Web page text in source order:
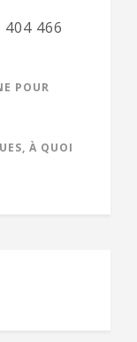
404 466
POUR
À QUOI